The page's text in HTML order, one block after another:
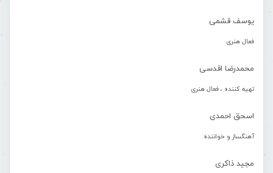
یوسف قشمی
فعال هنری
محمدرضا اقدسی
تهیه کننده ، فعال هنری
اسحق احمدی
آهنگساز و خواننده
مجید ذاکری